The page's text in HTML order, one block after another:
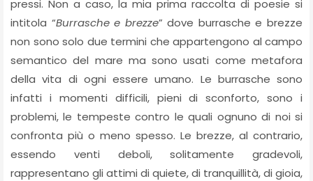
pressi. Non a caso, la mia prima raccolta di poesie si
intitola “Burrasche e brezze” dove burrasche e brezze
non sono solo due termini che appartengono al campo
semantico del mare ma sono usati come metafora
della vita di ogni essere umano. Le burrasche sono
infatti i momenti difficili, pieni di sconforto, sono i
problemi, le tempeste contro le quali ognuno di noi si
confronta più o meno spesso. Le brezze, al contrario,
essendo venti deboli, solitamente gradevoli,
rappresentano gli attimi di quiete, di tranquillità, di gioia,